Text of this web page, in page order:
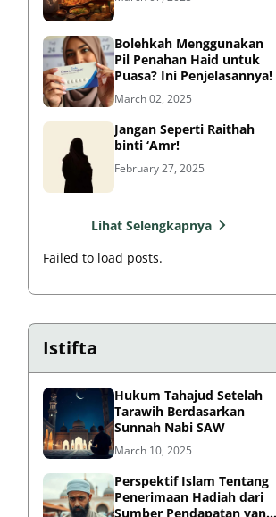
Bolehkah Menggunakan
Pil Penahan Haid untuk
Puasa? Ini Penjelasannya!
March 02, 2025
Jangan Seperti Raithah
binti ‘Amr!
February 27, 2025
Lihat Selengkapnya
Failed to load posts.
Istifta
Hukum Tahajud Setelah
Tarawih Berdasarkan
Sunnah Nabi SAW
March 10, 2025
Perspektif Islam Tentang
Penerimaan Hadiah dari
Sumber Pendapatan yang